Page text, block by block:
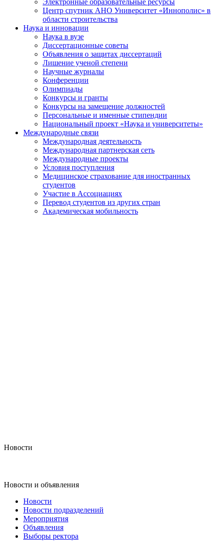
Центр спутник АНО Университет «Иннополис» в
области строительства
Наука и инновации
Наука в вузе
Диссертационные советы
Объявления о защитах диссертаций
Лишение ученой степени
Научные журналы
Конференции
Олимпиады
Конкурсы и гранты
Конкурсы на замещение должностей
Персональные и именные стипендии
Национальный проект «Наука и университеты»
Международные связи
Международная деятельность
Международная партнерская сеть
Международные проекты
Условия поступления
Медицинское страхование для иностранных
студентов
Участие в Ассоциациях
Перевод студентов из других стран
Академическая мобильность
Новости
Новости и объявления
Новости
Новости подразделений
Мероприятия
Объявления
Выборы ректора